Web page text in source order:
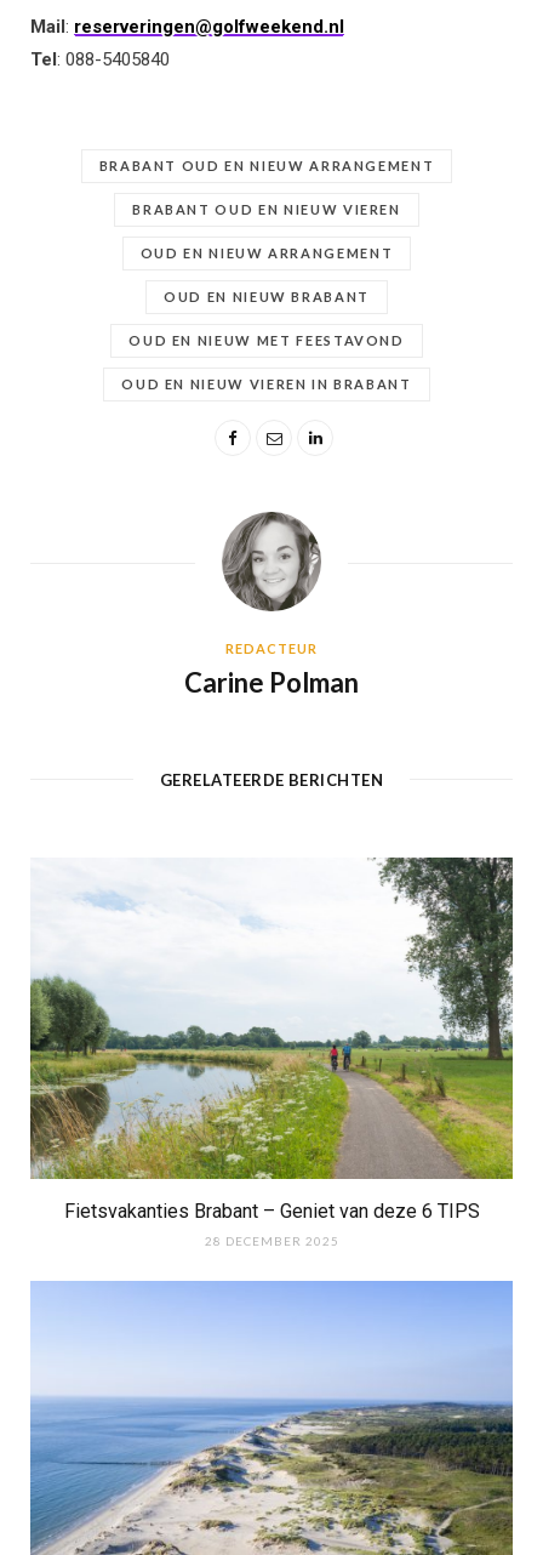
Mail: reserveringen@golfweekend.nl
Tel: 088-5405840
BRABANT OUD EN NIEUW ARRANGEMENT
BRABANT OUD EN NIEUW VIEREN
OUD EN NIEUW ARRANGEMENT
OUD EN NIEUW BRABANT
OUD EN NIEUW MET FEESTAVOND
OUD EN NIEUW VIEREN IN BRABANT
REDACTEUR
Carine Polman
GERELATEERDE BERICHTEN
Fietsvakanties Brabant – Geniet van deze 6 TIPS
28 DECEMBER 2025